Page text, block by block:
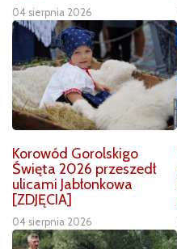
04 sierpnia 2026
Korowód Gorolskigo
Święta 2026 przeszedł
ulicami Jabłonkowa
[ZDJĘCIA]
04 sierpnia 2026